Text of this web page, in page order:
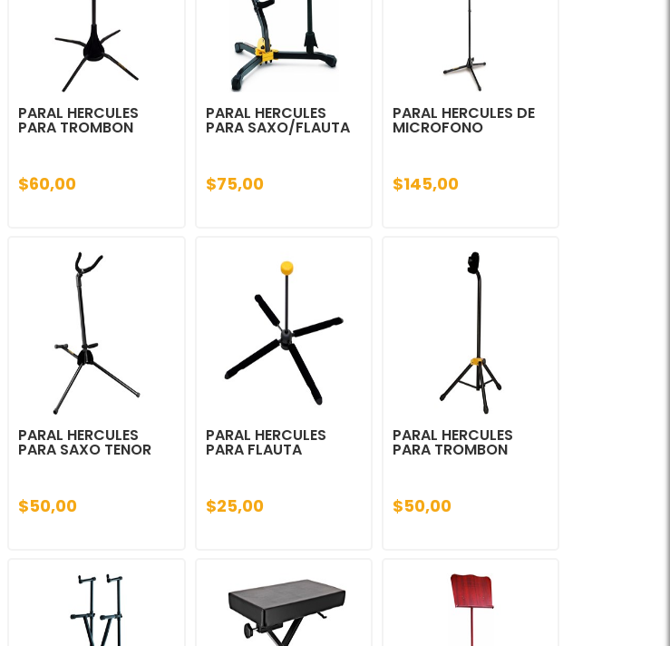
PARAL HERCULES
PARA TROMBON
$60,00
PARAL HERCULES
PARA SAXO/FLAUTA
$75,00
PARAL HERCULES DE
MICROFONO
$145,00
PARAL HERCULES
PARA SAXO TENOR
$50,00
PARAL HERCULES
PARA FLAUTA
$25,00
PARAL HERCULES
PARA TROMBON
$50,00